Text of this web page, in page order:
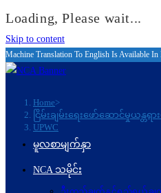
Loading, Please wait...
Skip to content
Machine Translation To English Is Available In
Home>
ငြိမ်းချမ်းရေးဖော်‌ဆောင်မှုယန္တရား
UPWC
မူလစာမျက်နှာ
NCA သမိုင်း